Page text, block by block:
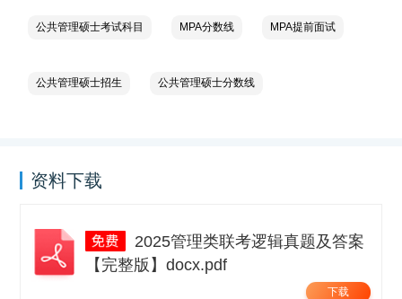
公共管理硕士考试科目 MPA分数线 MPA提前面试
公共管理硕士招生 公共管理硕士分数线
资料下载
【完整版】docx.pdf
下载